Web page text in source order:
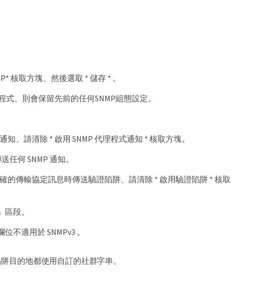
核取方塊、然後選取 * 儲存 * 。
、則會保留先前的任何SNMP組態設定。
、請清除 * 啟用 SNMP 代理程式通知 * 核取方塊。
任何 SNMP 通知。
的傳輸協定訊息時傳送驗證陷阱、請清除 * 啟用驗證陷阱 * 核取
段。
不適用於 SNMPv3 。
目的地都使用自訂的社群字串。